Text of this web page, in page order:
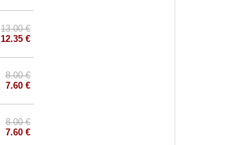
13.00 €
12.35 €
8.00 €
7.60 €
8.00 €
7.60 €